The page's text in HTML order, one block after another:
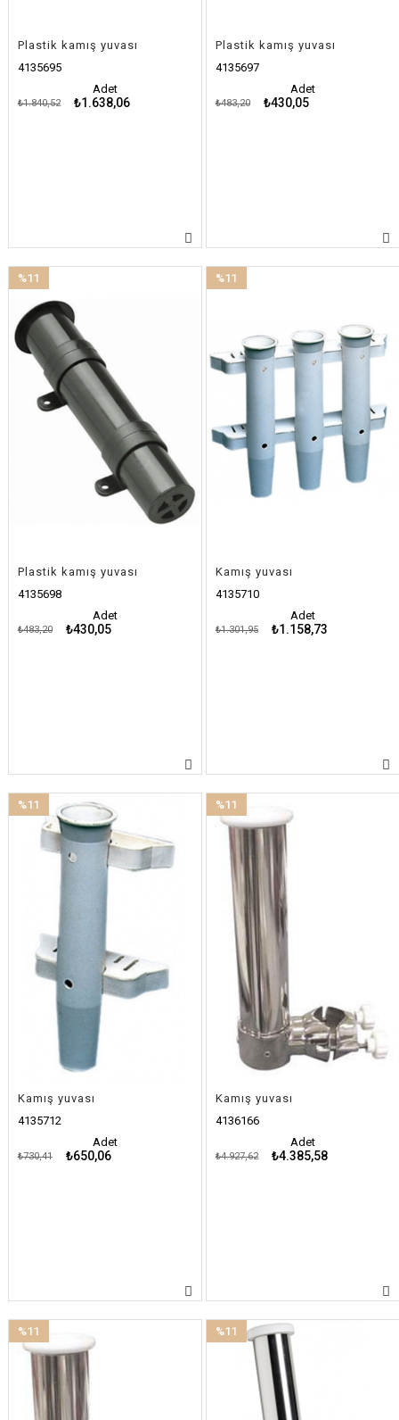
Plastik kamış yuvası
4135695
Adet
₺1.638,06
₺1.840,52
Plastik kamış yuvası
4135697
Adet
₺430,05
₺483,20
Plastik kamış yuvası
4135698
Adet
₺430,05
₺483,20
%11
İndirim
%11İndirim
Kamış yuvası
4135710
Adet
₺1.158,73
₺1.301,95
%11
Kamış yuvası
4135712
Adet
₺650,06
₺730,41
%11
İndirim
%11İndirim
Kamış yuvası
4136166
Adet
₺4.385,58
₺4.927,62
%11
İndirim
%11İndirim
%11
İndirim
%11İndirim
%11
%11İndirim